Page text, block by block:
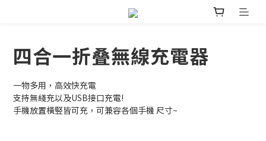
四合一折叠無線充電器
一物多用，高效快充電
支持無綫充以及USB接口充電!
手機放置橫竪皆可充，可兼容各個手機 尺寸~